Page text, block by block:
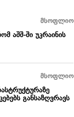
მსოფლიო
აშშ-ში უკრაინის
მსოფლიო
განსაზღვრავს